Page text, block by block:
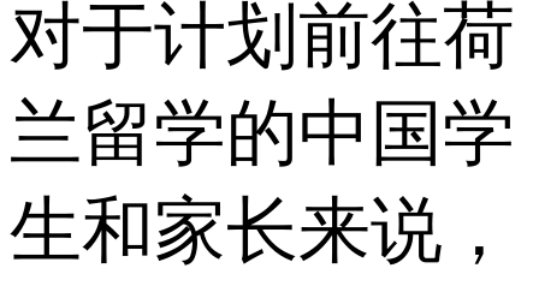
对于计划前往荷
兰留学的中国学
生和家长来说，